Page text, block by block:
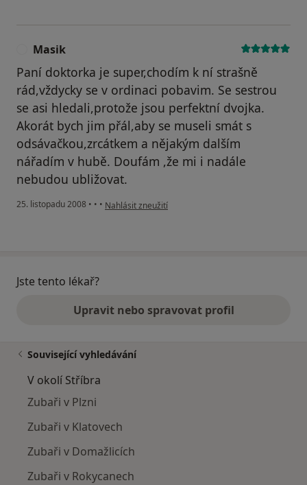
Masik
Paní doktorka je super,chodím k ní strašně
rád,vždycky se v ordinaci pobavim. Se sestrou
se asi hledali,protože jsou perfektní dvojka.
Akorát bych jim přál,aby se museli smát s
odsávačkou,zrcátkem a nějakým dalším
nářadím v hubě. Doufám ,že mi i nadále
nebudou ubližovat.
25. listopadu 2008 • • • podle názoru uživatele Masik
Nahlásit zneužití
Jste tento lékař?
Upravit nebo spravovat profil
Související vyhledávání
V okolí Stříbra
Zubaři v Plzni
Zubaři v Klatovech
Zubaři v Domažlicích
Zubaři v Rokycanech